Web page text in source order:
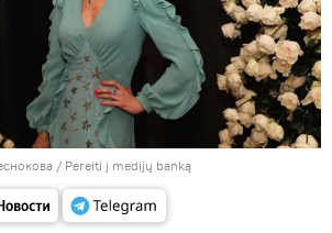
/ Pereiti į medijų banką